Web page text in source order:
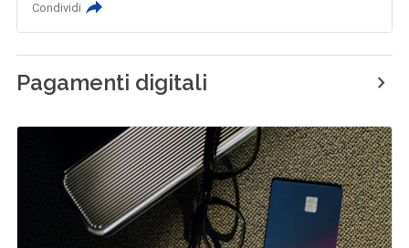
Condividi
Pagamenti digitali